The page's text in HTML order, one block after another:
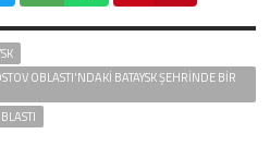
OBLASTI'NDAKI BATAYSK ŞEHRINDE BIR